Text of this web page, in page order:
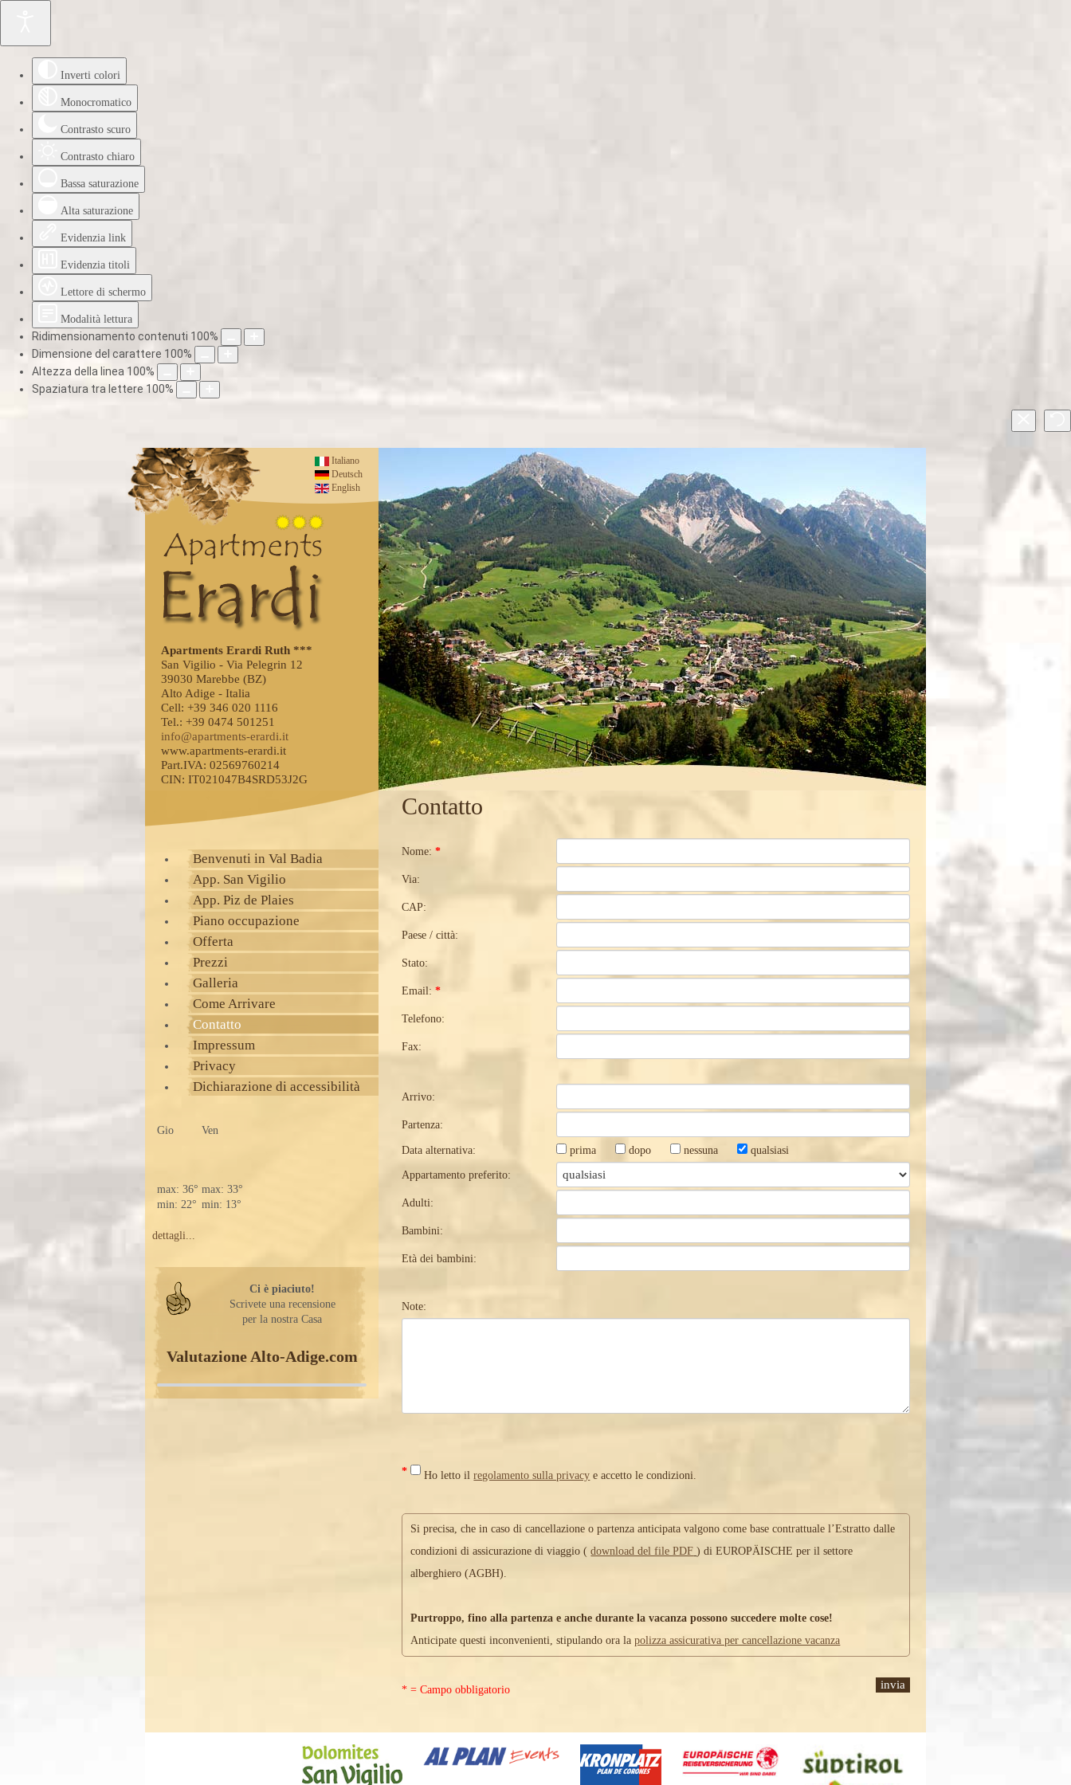
Inverti colori
Monocromatico
Contrasto scuro
Contrasto chiaro
Bassa saturazione
Alta saturazione
Evidenzia link
Evidenzia titoli
Lettore di schermo
Modalità lettura
Ridimensionamento contenuti 100%
Dimensione del carattere 100%
Altezza della linea 100%
Spaziatura tra lettere 100%
Italiano
Deutsch
English
Apartments Erardi Ruth ***
San Vigilio - Via Pelegrin 12
39030 Marebbe (BZ)
Alto Adige - Italia
Cell: +39 346 020 1116
Tel.: +39 0474 501251
info@apartments-erardi.it
www.apartments-erardi.it
Part.IVA: 02569760214
CIN: IT021047B4SRD53J2G
Contatto
Nome:*
Via:
CAP:
Paese / città:
Stato:
Email:*
Telefono:
Fax:
Arrivo:
Partenza:
Data alternativa: prima dopo nessuna qualsiasi
Appartamento preferito:
Adulti:
Bambini:
Età dei bambini:
Note:
* Ho letto ilregolamento sulla privacy e accetto le condizioni.
Si precisa, che in caso di cancellazione o partenza anticipata valgono come base contrattuale l’Estratto dalle
condizioni di assicurazione di viaggio (download del file PDF ) di EUROPÄISCHE per il settore
alberghiero (AGBH).
Purtroppo, fino alla partenza e anche durante la vacanza possono succedere molte cose!
Anticipate questi inconvenienti, stipulando ora lapolizza assicurativa per cancellazione vacanza
* = Campo obbligatorio
Benvenuti in Val Badia
App. San Vigilio
App. Piz de Plaies
Piano occupazione
Offerta
Prezzi
Galleria
Come Arrivare
Contatto
Impressum
Privacy
Dichiarazione di accessibilità
Gio Ven
max: 36°
min: 22°
max: 33°
min: 13°
dettagli...
Ci è piaciuto!
Scrivete una recensione
per la nostra Casa
Valutazione Alto-Adige.com